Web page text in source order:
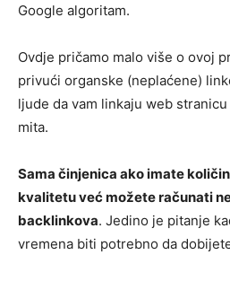
Google algoritam.
Ovdje pričamo malo više o ovoj
privući organske (neplaćene)
ljude da vam linkaju web
mita.
Sama činjenica ako imate
kvalitetu već možete računati
backlinkova. Jedino je pitanje
vremena biti potrebno da